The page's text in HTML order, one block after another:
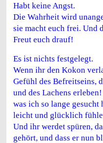
Habt keine Angst.
Die Wahrheit wird
sie macht euch frei. Und
Freut euch drauf!
Es ist nichts festgelegt.
Wenn ihr den Kokon
Gefühl des Befreitseins,
und des Lachens
was ich so lange gesucht
leicht und glücklich
Und ihr werdet spüren,
gehört, und dass er nun